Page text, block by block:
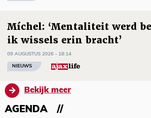
Míchel: ‘Mentaliteit werd
ik wissels erin bracht’
09 AUGUSTUS 2026 - 18:14
NIEUWS
Bekijk meer
AGENDA